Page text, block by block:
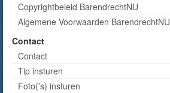
Copyrightbeleid BarendrechtNU
Algemene Voorwaarden BarendrechtNU
Contact
Contact
Tip insturen
Foto('s) insturen